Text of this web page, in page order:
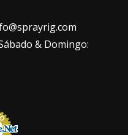
& Domingo: